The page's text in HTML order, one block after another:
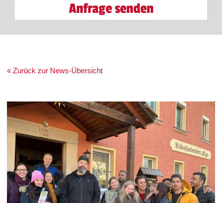
Anfrage senden
« Zurück zur News-Übersicht